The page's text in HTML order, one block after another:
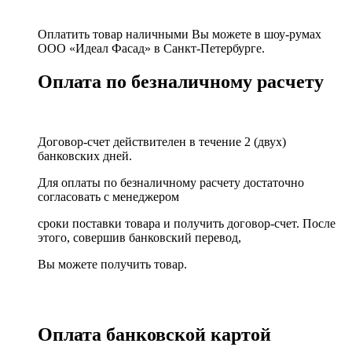
Оплатить товар наличными Вы можете в шоу-румах
ООО «Идеал Фасад» в Санкт-Петербурге.
Оплата по безналичному расчету
Договор-счет действителен в течение 2 (двух)
банковских дней.
Для оплаты по безналичному расчету достаточно
согласовать с менеджером
сроки поставки товара и получить договор-счет. После
этого, совершив банковский перевод,
Вы можете получить товар.
Оплата банковской картой